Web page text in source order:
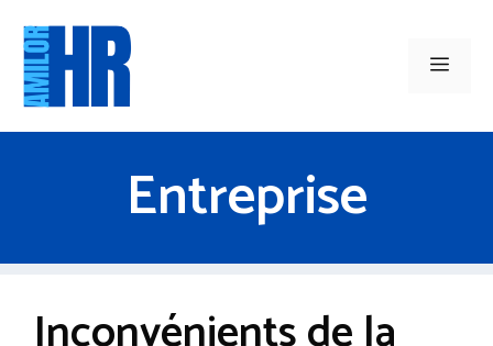
contenu
Menu
Entreprise